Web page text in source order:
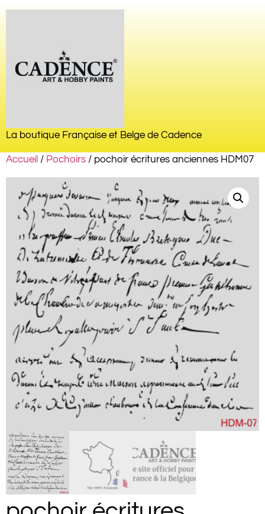
La boutique Française et Belge de Cadence
Accueil / Pochoirs / pochoir écritures anciennes HDM07